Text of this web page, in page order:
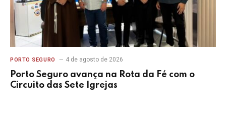
PORTO SEGURO 4 de agosto de 2026
Porto Seguro avança na Rota da Fé com o
Circuito das Sete Igrejas